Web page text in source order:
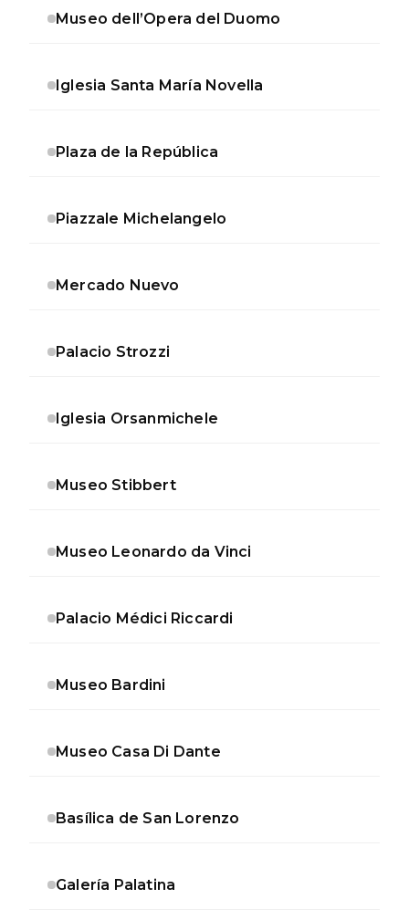
Museo dell’Opera del Duomo
Iglesia Santa María Novella
Plaza de la República
Piazzale Michelangelo
Mercado Nuevo
Palacio Strozzi
Iglesia Orsanmichele
Museo Stibbert
Museo Leonardo da Vinci
Palacio Médici Riccardi
Museo Bardini
Museo Casa Di Dante
Basílica de San Lorenzo
Galería Palatina